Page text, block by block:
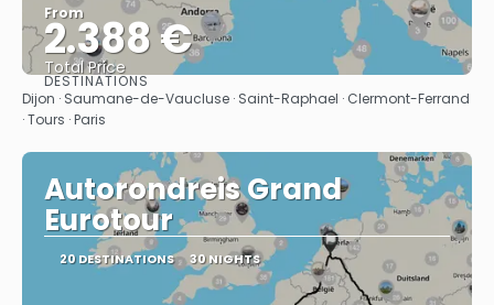
From
2.388 €
Total Price
See
DESTINATIONS
Dijon · Saumane-de-Vaucluse · Saint-Raphael · Clermont-Ferrand
· Tours · Paris
Autorondreis Grand
Eurotour
20 DESTINATIONS 30 NIGHTS